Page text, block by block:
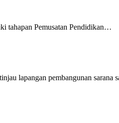
tahapan Pemusatan Pendidikan…
lapangan pembangunan sarana